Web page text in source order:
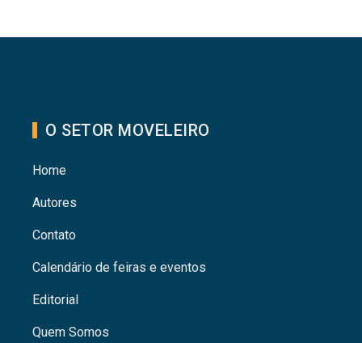
O SETOR MOVELEIRO
Home
Autores
Contato
Calendário de feiras e eventos
Editorial
Quem Somos